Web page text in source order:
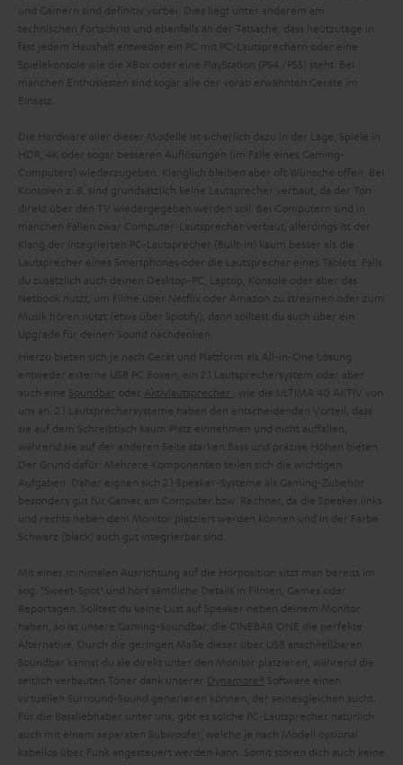
und Gamern sind definitiv vorbei. Dies liegt unter anderem am
technischen Fortschritt und ebenfalls an der Tatsache, dass heutzutage in
fast jedem Haushalt entweder ein PC mit PC-Lautsprechern oder eine
Spielekonsole wie die XBox oder eine PlayStation (PS4 /PS5) steht. Bei
manchen Enthusiasten sind sogar alle der vorab erwähnten Geräte im
Einsatz.
Die Hardware aller dieser Modelle ist sicherlich dazu in der Lage, Spiele in
HDR, 4K oder sogar besseren Auflösungen (im Falle eines Gaming-
Computers) wiederzugeben. Klanglich bleiben aber oft Wünsche offen. Bei
Konsolen z. B. sind grundsätzlich keine Lautsprecher verbaut, da der Ton
direkt über den TV wiedergegeben werden soll. Bei Computern sind in
manchen Fällen zwar Computer-Lautsprecher verbaut, allerdings ist der
Klang der integrierten PC-Lautsprecher (Built-in) kaum besser als die
Lautsprecher eines Smartphones oder die Lautsprecher eines Tablets. Falls
du zusätzlich auch deinen Desktop-PC, Laptop, Konsole oder aber das
Netbook nutzt, um Filme über Netflix oder Amazon zu streamen oder zum
Musik hören nutzt (etwa über Spotify), dann solltest du auch über ein
Upgrade für deinen Sound nachdenken.
Hierzu bieten sich je nach Gerät und Plattform als All-in-One Lösung
entweder externe USB PC Boxen, ein 2.1 Lautsprechersystem oder aber
auch eine Soundbar oder Aktivlautsprecher
, wie die ULTIMA 40 AKTIV von
uns an. 2.1 Lautsprechersysteme haben den entscheidenden Vorteil, dass
sie auf dem Schreibtisch kaum Platz einnehmen und nicht auffallen,
während sie auf der anderen Seite starken Bass und präzise Höhen bieten.
Der Grund dafür: Mehrere Komponenten teilen sich die wichtigen
Aufgaben. Daher eignen sich 2.1 Speaker-Systeme als Gaming-Zubehör
besonders gut für Gamer am Computer bzw. Rechner, da die Speaker links
und rechts neben dem Monitor platziert werden können und in der Farbe
Schwarz (black) auch gut integrierbar sind.
Mit einer minimalen Ausrichtung auf die Hörposition sitzt man bereits im
sog. "Sweet-Spot" und hört sämtliche Details in Filmen, Games oder
Reportagen. Solltest du keine Lust auf Speaker neben deinem Monitor
haben, so ist unsere Gaming-Soundbar, die CINEBAR ONE die perfekte
Alternative. Durch die geringen Maße dieser über USB anschließbaren
Soundbar kannst du sie direkt unter den Monitor platzieren, während die
seitlich verbauten Töner dank unserer Dynamore® Software einen
virtuellen Surround-Sound generieren können, der seinesgleichen sucht.
Für die Bassliebhaber unter uns, gibt es solche PC-Lautsprecher natürlich
auch mit einem separaten Subwoofer, welche je nach Modell optional
kabellos über Funk angesteuert werden kann. Somit stören dich auch keine